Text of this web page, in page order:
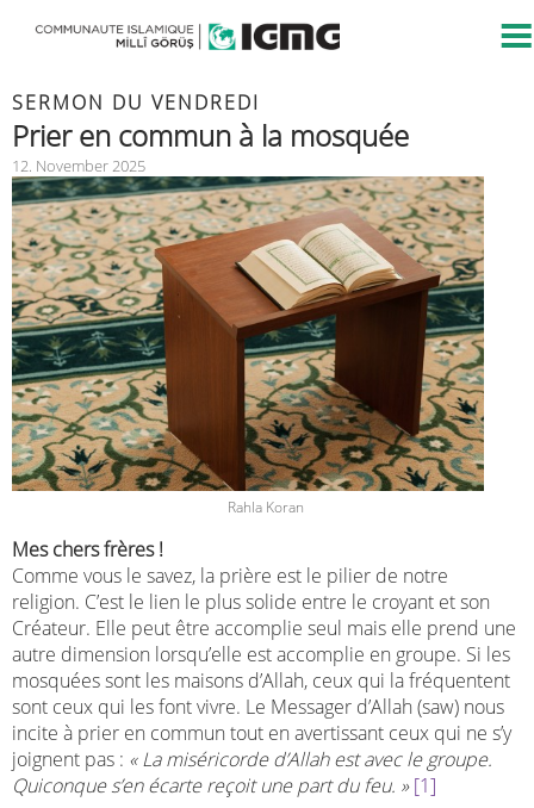
SERMON DU VENDREDI
Prier en commun à la mosquée
12. November 2025
Rahla Koran
Mes chers frères !
Comme vous le savez, la prière est le pilier de notre
religion. C’est le lien le plus solide entre le croyant et son
Créateur. Elle peut être accomplie seul mais elle prend une
autre dimension lorsqu’elle est accomplie en groupe. Si les
mosquées sont les maisons d’Allah, ceux qui la fréquentent
sont ceux qui les font vivre. Le Messager d’Allah (saw) nous
incite à prier en commun tout en avertissant ceux qui ne s’y
joignent pas : « La miséricorde d’Allah est avec le groupe.
Quiconque s’en écarte reçoit une part du feu. » [1]